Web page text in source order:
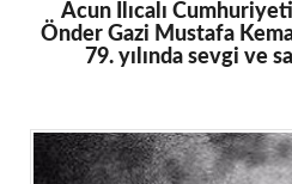
Acun Ilıcalı
Önder Gazi Mustafa
79. yılında sevgi ve